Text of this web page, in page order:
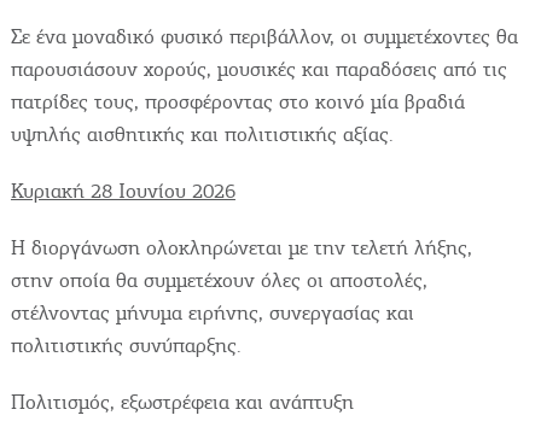
Σε ένα μοναδικό φυσικό περιβάλλον, οι συμμετέχοντες θα
παρουσιάσουν χορούς, μουσικές και παραδόσεις από τις
πατρίδες τους, προσφέροντας στο κοινό μία βραδιά
υψηλής αισθητικής και πολιτιστικής αξίας.
Κυριακή 28 Ιουνίου 2026
Η διοργάνωση ολοκληρώνεται με την τελετή λήξης,
στην οποία θα συμμετέχουν όλες οι αποστολές,
στέλνοντας μήνυμα ειρήνης, συνεργασίας και
πολιτιστικής συνύπαρξης.
Πολιτισμός, εξωστρέφεια και ανάπτυξη